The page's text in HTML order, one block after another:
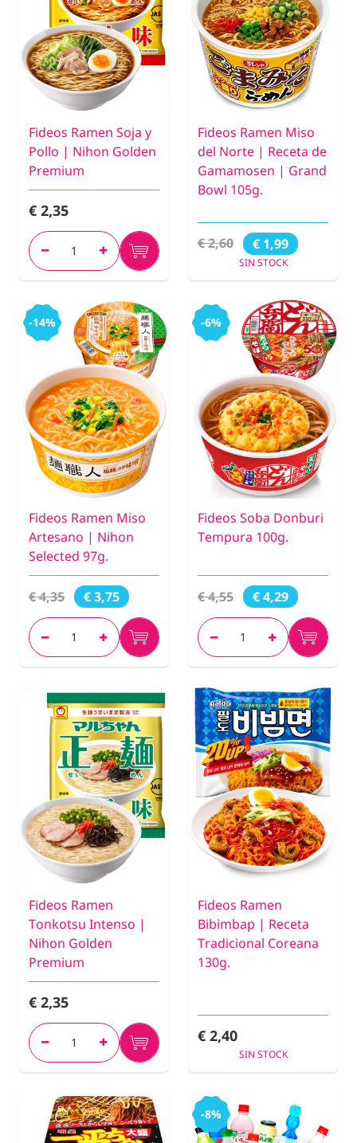
Fideos Ramen Soja y
Pollo | Nihon Golden
Premium
€ 2,35
Fideos Ramen Miso
del Norte | Receta de
Gamamosen | Grand
Bowl 105g.
€ 2,60 € 1,99
SIN STOCK
-14%
Fideos Ramen Miso
Artesano | Nihon
Selected 97g.
€ 4,35 € 3,75
-6%
Fideos Soba Donburi
Tempura 100g.
€ 4,55 € 4,29
Fideos Ramen
Tonkotsu Intenso |
Nihon Golden
Premium
€ 2,35
Fideos Ramen
Bibimbap | Receta
Tradicional Coreana
130g.
€ 2,40
SIN STOCK
-8%